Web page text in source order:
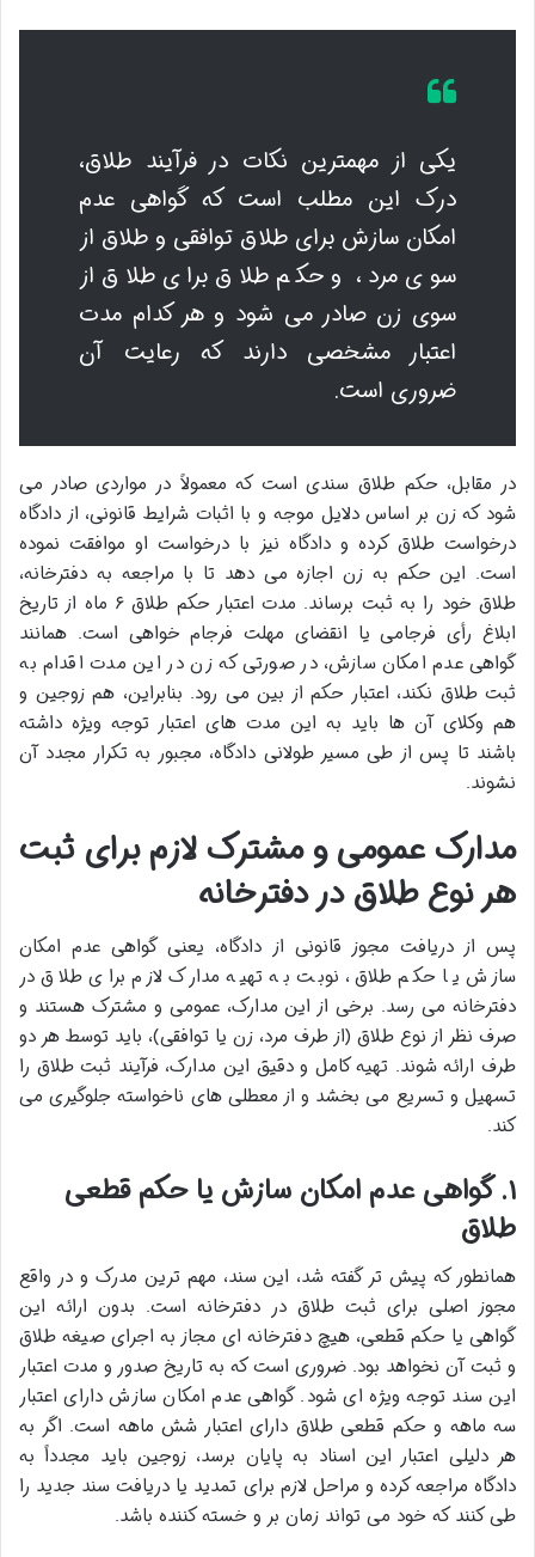
یکی از مهمترین نکات در فرآیند طلاق،
درک این مطلب است که گواهی عدم
امکان سازش برای طلاق توافقی و طلاق از
سوی مرد، و حکم طلاق برای طلاق از
سوی زن صادر می شود و هر کدام مدت
اعتبار مشخصی دارند که رعایت آن
ضروری است.
در مقابل، حکم طلاق سندی است که معمولاً در مواردی صادر می
شود که زن بر اساس دلایل موجه و با اثبات شرایط قانونی، از دادگاه
درخواست طلاق کرده و دادگاه نیز با درخواست او موافقت نموده
است. این حکم به زن اجازه می دهد تا با مراجعه به دفترخانه،
طلاق خود را به ثبت برساند. مدت اعتبار حکم طلاق ۶ ماه از تاریخ
ابلاغ رأی فرجامی یا انقضای مهلت فرجام خواهی است. همانند
گواهی عدم امکان سازش، در صورتی که زن در این مدت اقدام به
ثبت طلاق نکند، اعتبار حکم از بین می رود. بنابراین، هم زوجین و
هم وکلای آن ها باید به این مدت های اعتبار توجه ویژه داشته
باشند تا پس از طی مسیر طولانی دادگاه، مجبور به تکرار مجدد آن
نشوند.
مدارک عمومی و مشترک لازم برای ثبت
هر نوع طلاق در دفترخانه
پس از دریافت مجوز قانونی از دادگاه، یعنی گواهی عدم امکان
سازش یا حکم طلاق، نوبت به تهیه مدارک لازم برای طلاق در
دفترخانه می رسد. برخی از این مدارک، عمومی و مشترک هستند و
صرف نظر از نوع طلاق (از طرف مرد، زن یا توافقی)، باید توسط هر دو
طرف ارائه شوند. تهیه کامل و دقیق این مدارک، فرآیند ثبت طلاق را
تسهیل و تسریع می بخشد و از معطلی های ناخواسته جلوگیری می
کند.
۱. گواهی عدم امکان سازش یا حکم قطعی
طلاق
همانطور که پیش تر گفته شد، این سند، مهم ترین مدرک و در واقع
مجوز اصلی برای ثبت طلاق در دفترخانه است. بدون ارائه این
گواهی یا حکم قطعی، هیچ دفترخانه ای مجاز به اجرای صیغه طلاق
و ثبت آن نخواهد بود. ضروری است که به تاریخ صدور و مدت اعتبار
این سند توجه ویژه ای شود. گواهی عدم امکان سازش دارای اعتبار
سه ماهه و حکم قطعی طلاق دارای اعتبار شش ماهه است. اگر به
هر دلیلی اعتبار این اسناد به پایان برسد، زوجین باید مجدداً به
دادگاه مراجعه کرده و مراحل لازم برای تمدید یا دریافت سند جدید را
طی کنند که خود می تواند زمان بر و خسته کننده باشد.